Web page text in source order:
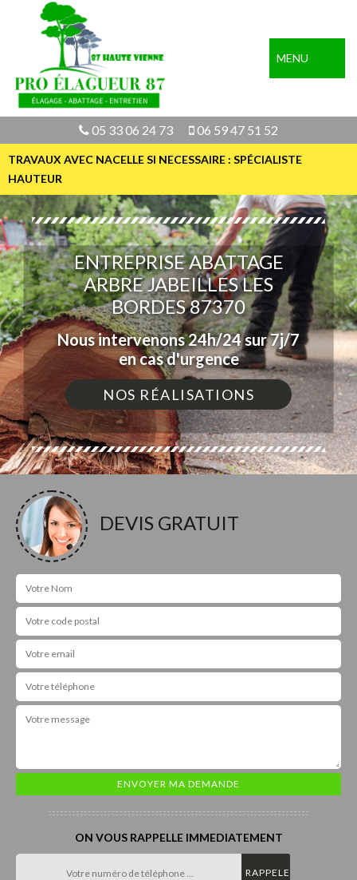
MENU
05 33 06 24 73 06 59 47 51 52
TRAVAUX AVEC NACELLE SI NECESSAIRE : SPÉCIALISTE
HAUTEUR
ENTREPRISE ABATTAGE
ARBRE JABEILLES LES
BORDES 87370
Nous intervenons 24h/24 sur 7j/7
en cas d'urgence
NOS RÉALISATIONS
DEVIS GRATUIT
ON VOUS RAPPELLE IMMEDIATEMENT